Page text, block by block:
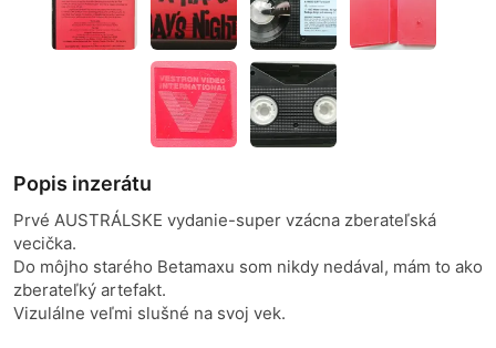
Popis inzerátu
Prvé AUSTRÁLSKE vydanie-super vzácna zberateľská
vecička.
Do môjho starého Betamaxu som nikdy nedával, mám to ako
zberateľký artefakt.
Vizulálne veľmi slušné na svoj vek.